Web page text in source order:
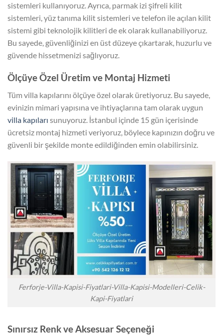
sistemleri kullanıyoruz. Ayrıca, parmak izi şifreli kilit
sistemleri, yüz tanıma kilit sistemleri ve telefon ile açılan kilit
sistemi gibi teknolojik kilitleri de ek olarak kullanabiliyoruz.
Bu sayede, güvenliğinizi en üst düzeye çıkartarak, huzurlu ve
güvende hissetmenizi sağlıyoruz.
Ölçüye Özel Üretim ve Montaj Hizmeti
Tüm villa kapılarını ölçüye özel olarak üretiyoruz. Bu sayede,
evinizin mimari yapısına ve ihtiyaçlarına tam olarak uygun
villa kapıları sunuyoruz. İstanbul içinde 15 gün içerisinde
ücretsiz montaj hizmeti veriyoruz, böylece kapınızın doğru ve
güvenli bir şekilde monte edildiğinden emin olabilirsiniz.
Ferforje-Villa-Kapisi-Fiyatlari-Villa-Kapisi-Modelleri-Celik-
Kapi-Fiyatlari
Sınırsız Renk ve Aksesuar Seçeneği